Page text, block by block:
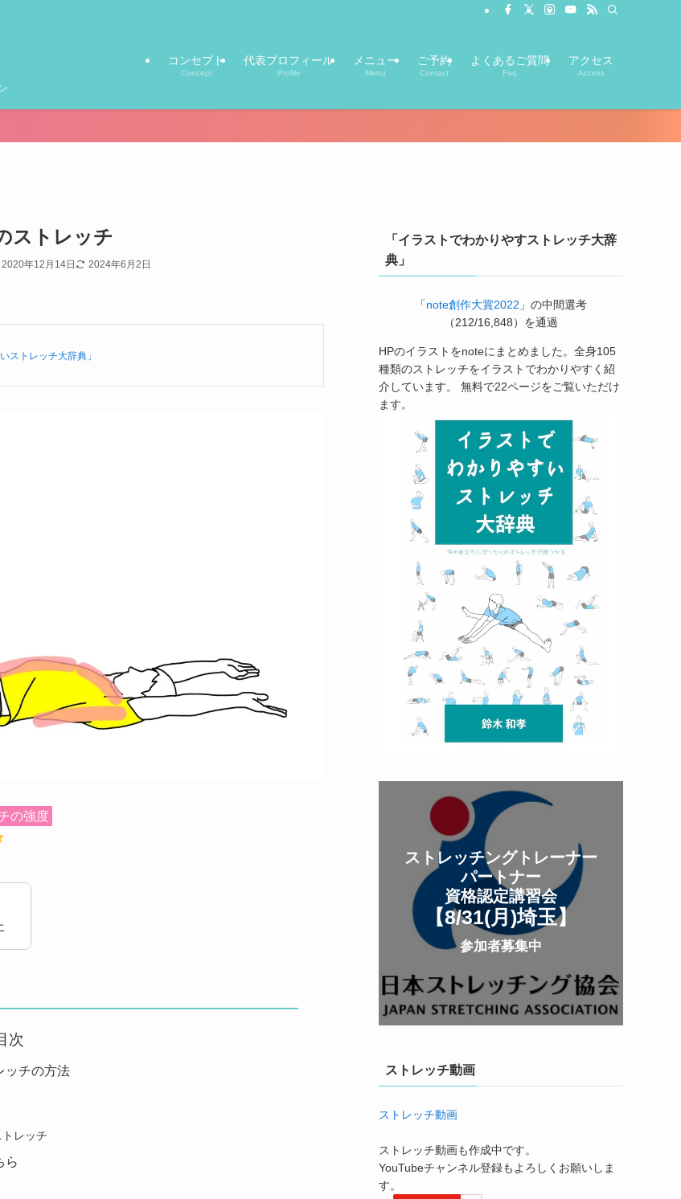
コンセプト
Concept
代表プロフィール
Profile
メニュー
Menu
ご予約
Contact
よくあるご質問
Faq
アクセス
Access
ストレッチ
2020年12月14日 2024年6月2日
ストレッチ大辞典」
の強度
次
ッチの方法
レッチ
ら
「イラストでわかりやすストレッチ大辞
典」
「note創作大賞2022 」の中間選考
（212/16,848）を通過
HPのイラストをnoteにまとめました。全身105
種類のストレッチをイラストでわかりやすく紹
介しています。 無料で22ページをご覧いただけ
ます。
ストレッチングトレーナー
パートナー
資格認定講習会
【8/31(月 )埼玉】
参加者募集中
ストレッチ動画
ストレッチ動画
ストレッチ動画も作成中です。
YouTubeチャンネル登録もよろしくお願いしま
す。